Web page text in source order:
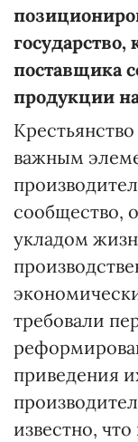
поставщика
продукции
важным
сообщество,
укладом
требовали
приведения
известно,